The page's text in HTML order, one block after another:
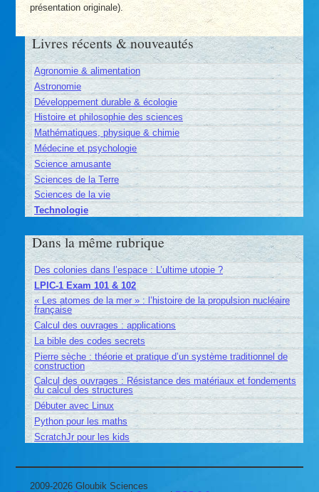
présentation originale).
Livres récents & nouveautés
Agronomie & alimentation
Astronomie
Développement durable & écologie
Histoire et philosophie des sciences
Mathématiques, physique & chimie
Médecine et psychologie
Science amusante
Sciences de la Terre
Sciences de la vie
Technologie
Dans la même rubrique
Des colonies dans l’espace : L’ultime utopie ?
LPIC-1 Exam 101 & 102
« Les atomes de la mer » : l’histoire de la propulsion nucléaire
française
Calcul des ouvrages : applications
La bible des codes secrets
Pierre sèche : théorie et pratique d’un système traditionnel de
construction
Calcul des ouvrages : Résistance des matériaux et fondements
du calcul des structures
Débuter avec Linux
Python pour les maths
ScratchJr pour les kids
2009-2026 Gloubik Sciences